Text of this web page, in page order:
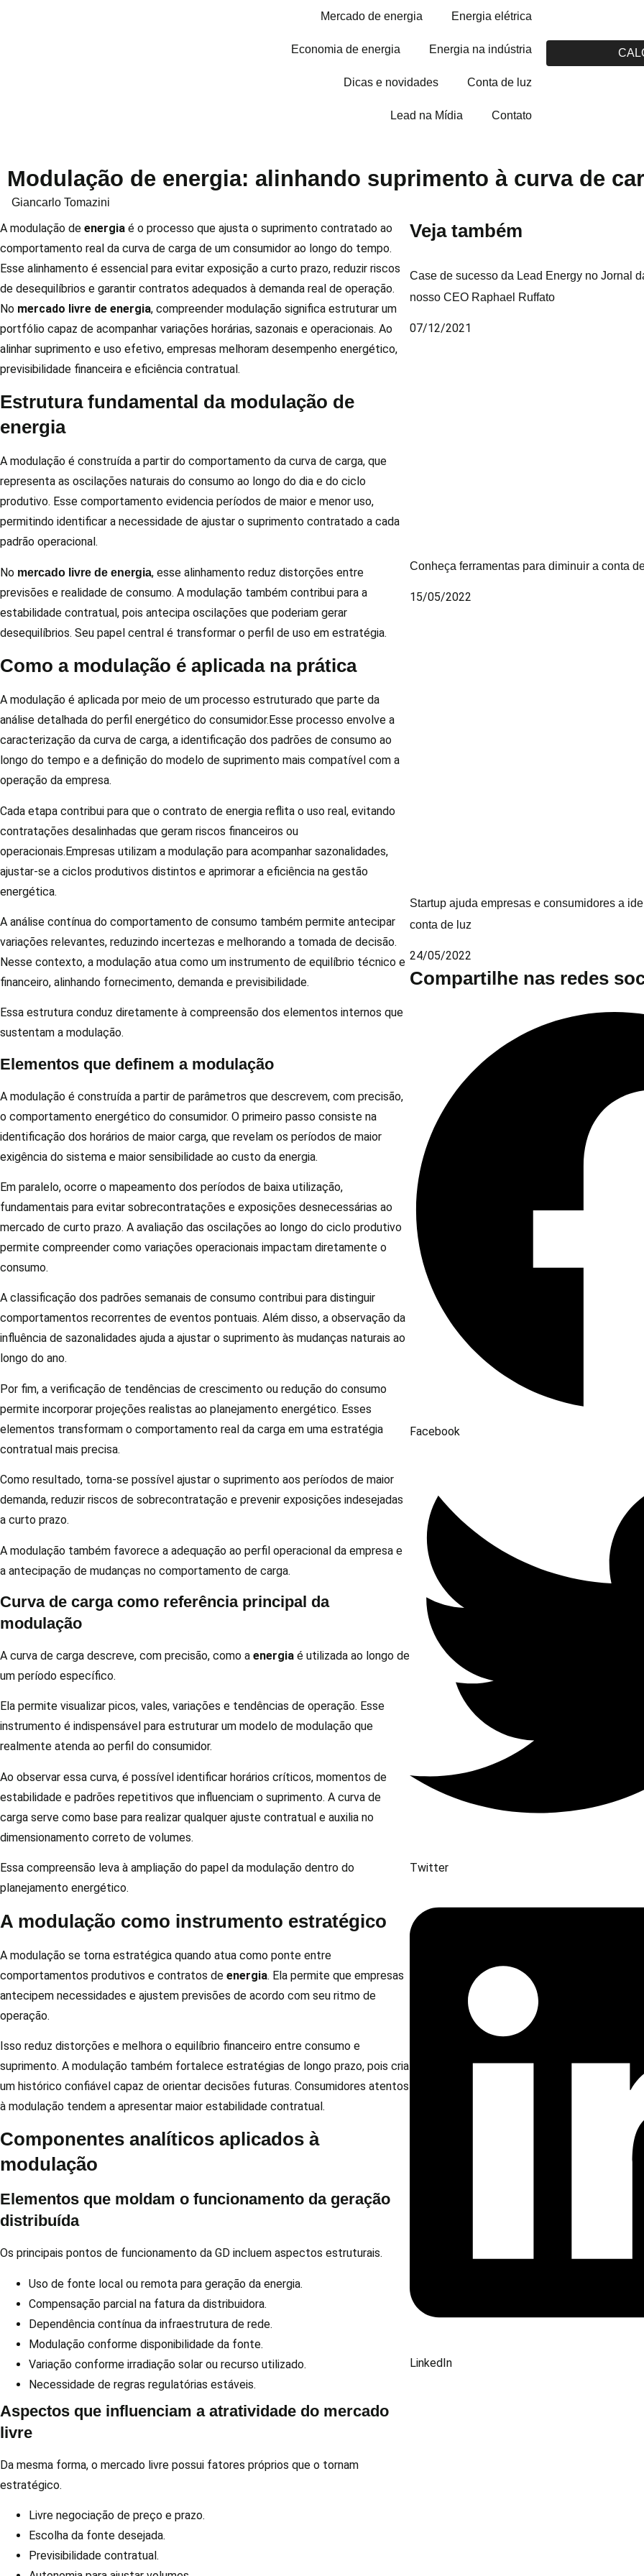
Mercado de energia Energia elétrica
Economia de energia Energia na indústria
Dicas e novidades Conta de luz
Lead na Mídia Contato
Modulação de energia: alinhando suprimento à curva de
Giancarlo Tomazini
A modulação de energia é o processo que ajusta o suprimento contratado ao
comportamento real da curva de carga de um consumidor ao longo do tempo.
Esse alinhamento é essencial para evitar exposição a curto prazo, reduzir riscos
de desequilíbrios e garantir contratos adequados à demanda real de operação.
No mercado livre de energia, compreender modulação significa estruturar um
portfólio capaz de acompanhar variações horárias, sazonais e operacionais. Ao
alinhar suprimento e uso efetivo, empresas melhoram desempenho energético,
previsibilidade financeira e eficiência contratual.
Estrutura fundamental da modulação de
energia
A modulação é construída a partir do comportamento da curva de carga, que
representa as oscilações naturais do consumo ao longo do dia e do ciclo
produtivo. Esse comportamento evidencia períodos de maior e menor uso,
permitindo identificar a necessidade de ajustar o suprimento contratado a cada
padrão operacional.
No mercado livre de energia, esse alinhamento reduz distorções entre
previsões e realidade de consumo. A modulação também contribui para a
estabilidade contratual, pois antecipa oscilações que poderiam gerar
desequilíbrios. Seu papel central é transformar o perfil de uso em estratégia.
Como a modulação é aplicada na prática
A modulação é aplicada por meio de um processo estruturado que parte da
análise detalhada do perfil energético do consumidor.Esse processo envolve a
caracterização da curva de carga, a identificação dos padrões de consumo ao
longo do tempo e a definição do modelo de suprimento mais compatível com a
operação da empresa.
Cada etapa contribui para que o contrato de energia reflita o uso real, evitando
contratações desalinhadas que geram riscos financeiros ou
operacionais.Empresas utilizam a modulação para acompanhar sazonalidades,
ajustar-se a ciclos produtivos distintos e aprimorar a eficiência na gestão
energética.
A análise contínua do comportamento de consumo também permite antecipar
variações relevantes, reduzindo incertezas e melhorando a tomada de decisão.
Nesse contexto, a modulação atua como um instrumento de equilíbrio técnico e
financeiro, alinhando fornecimento, demanda e previsibilidade.
Essa estrutura conduz diretamente à compreensão dos elementos internos que
sustentam a modulação.
Elementos que definem a modulação
A modulação é construída a partir de parâmetros que descrevem, com precisão,
o comportamento energético do consumidor. O primeiro passo consiste na
identificação dos horários de maior carga, que revelam os períodos de maior
exigência do sistema e maior sensibilidade ao custo da energia.
Em paralelo, ocorre o mapeamento dos períodos de baixa utilização,
fundamentais para evitar sobrecontratações e exposições desnecessárias ao
mercado de curto prazo. A avaliação das oscilações ao longo do ciclo produtivo
permite compreender como variações operacionais impactam diretamente o
consumo.
A classificação dos padrões semanais de consumo contribui para distinguir
comportamentos recorrentes de eventos pontuais. Além disso, a observação da
influência de sazonalidades ajuda a ajustar o suprimento às mudanças naturais ao
longo do ano.
Por fim, a verificação de tendências de crescimento ou redução do consumo
permite incorporar projeções realistas ao planejamento energético. Esses
elementos transformam o comportamento real da carga em uma estratégia
contratual mais precisa.
Como resultado, torna-se possível ajustar o suprimento aos períodos de maior
demanda, reduzir riscos de sobrecontratação e prevenir exposições indesejadas
a curto prazo.
A modulação também favorece a adequação ao perfil operacional da empresa e
a antecipação de mudanças no comportamento de carga.
Curva de carga como referência principal da
modulação
A curva de carga descreve, com precisão, como a energia é utilizada ao longo de
um período específico.
Ela permite visualizar picos, vales, variações e tendências de operação. Esse
instrumento é indispensável para estruturar um modelo de modulação que
realmente atenda ao perfil do consumidor.
Ao observar essa curva, é possível identificar horários críticos, momentos de
estabilidade e padrões repetitivos que influenciam o suprimento. A curva de
carga serve como base para realizar qualquer ajuste contratual e auxilia no
dimensionamento correto de volumes.
Essa compreensão leva à ampliação do papel da modulação dentro do
planejamento energético.
A modulação como instrumento estratégico
A modulação se torna estratégica quando atua como ponte entre
comportamentos produtivos e contratos de energia. Ela permite que empresas
antecipem necessidades e ajustem previsões de acordo com seu ritmo de
operação.
Isso reduz distorções e melhora o equilíbrio financeiro entre consumo e
suprimento. A modulação também fortalece estratégias de longo prazo, pois cria
um histórico confiável capaz de orientar decisões futuras. Consumidores atentos
à modulação tendem a apresentar maior estabilidade contratual.
Componentes analíticos aplicados à
modulação
Elementos que moldam o funcionamento da geração
distribuída
Os principais pontos de funcionamento da GD incluem aspectos estruturais.
Uso de fonte local ou remota para geração da energia.
Compensação parcial na fatura da distribuidora.
Dependência contínua da infraestrutura de rede.
Modulação conforme disponibilidade da fonte.
Variação conforme irradiação solar ou recurso utilizado.
Necessidade de regras regulatórias estáveis.
Aspectos que influenciam a atratividade do mercado
livre
Da mesma forma, o mercado livre possui fatores próprios que o tornam
estratégico.
Livre negociação de preço e prazo.
Escolha da fonte desejada.
Previsibilidade contratual.
Veja também
Case de sucesso da Lead Energy no Jornal
nosso CEO Raphael Ruffato
07/12/2021
Conheça ferramentas para diminuir a conta
15/05/2022
Startup ajuda empresas e consumidores a
conta de luz
24/05/2022
Compartilhe nas redes
Facebook
Twitter
LinkedIn